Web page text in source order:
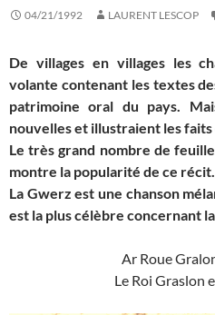
04/21/1992 LAURENT LESCOP
De villages en villages les
volante contenant les textes
patrimoine oral du pays.
nouvelles et illustraient les
Le très grand nombre de
montre la popularité de ce récit.
La Gwerz est une chanson
est la plus célèbre concernant la
Ar Roue
Le Roi Graslon